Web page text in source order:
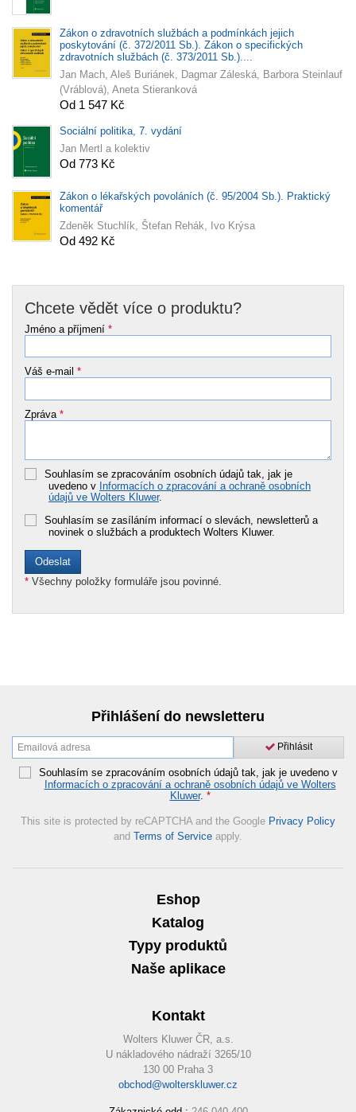
Zákon o zdravotních službách a podmínkách jejich
poskytování (č. 372/2011 Sb.). Zákon o specifických
zdravotních službách (č. 373/2011 Sb.)....
Jan Mach, Aleš Buriánek, Dagmar Záleská, Barbora Steinlauf
(Vráblová), Aneta Stieranková
Od 1 547 Kč
Sociální politika, 7. vydání
Jan Mertl a kolektiv
Od 773 Kč
Zákon o lékařských povoláních (č. 95/2004 Sb.). Praktický
komentář
Zdeněk Stuchlík, Štefan Rehák, Ivo Krýsa
Od 492 Kč
Chcete vědět více o produktu?
Jméno a příjmení *
Váš e-mail *
Zpráva *
Souhlasím se zpracováním osobních údajů tak, jak je
uvedeno v Informacích o zpracování a ochraně osobních
údajů ve Wolters Kluwer.
Souhlasím se zasíláním informací o slevách, newsletterů a
novinek o službách a produktech Wolters Kluwer.
* Všechny položky formuláře jsou povinné.
Přihlášení do newsletteru
Přihlásit
Souhlasím se zpracováním osobních údajů tak, jak je uvedeno v
Informacích o zpracování a ochraně osobních údajů ve Wolters
Kluwer. *
This site is protected by reCAPTCHA and the Google Privacy Policy
and Terms of Service apply.
Eshop
Katalog
Typy produktů
Naše aplikace
Kontakt
Wolters Kluwer ČR, a.s.
U nákladového nádraží 3265/10
130 00 Praha 3
obchod@wolterskluwer.cz